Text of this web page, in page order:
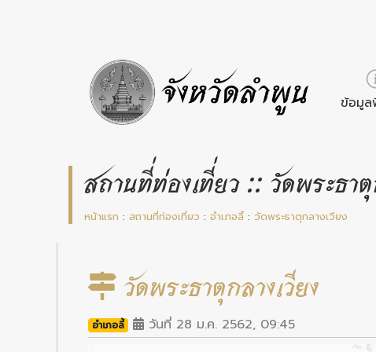
ข้อมูล
สถานที่ท่องเที่ยว :: วัดพระธาตุ
หน้าแรก : สถานที่ท่องเที่ยว : อำเภอลี้ : วัดพระธาตุกลางเวียง
วัดพระธาตุกลางเวียง
อำเภอลี้ วันที่ 28 ม.ค. 2562, 09:45